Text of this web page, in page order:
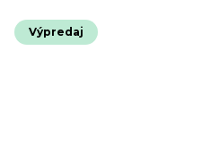
Výpredaj